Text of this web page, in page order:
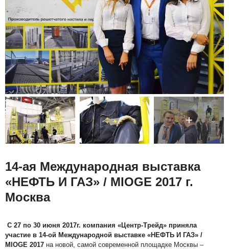
14-ая Международная выставка
«НЕФТЬ И ГАЗ» / MIOGE 2017 г.
Москва
С 27 по 30 июня 2017г. компания «Центр-Трейд» приняла
участие в 14-ой Международной выставке «НЕФТЬ И ГАЗ» /
MIOGE 2017 на новой, самой современной площадке Москвы –